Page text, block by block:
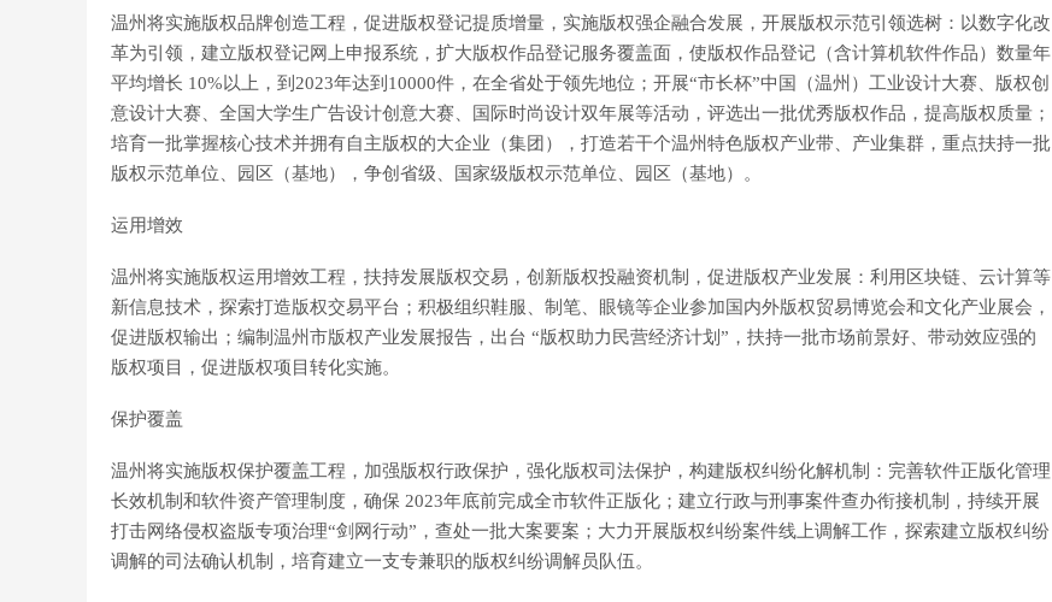
温州将实施版权品牌创造工程，促进版权登记提质增量，实施版权强企融合发展，开展版权示范引领选树：以数字化改
革为引领，建立版权登记网上申报系统，扩大版权作品登记服务覆盖面，使版权作品登记（含计算机软件作品）数量年
平均增长 10%以上，到2023年达到10000件，在全省处于领先地位；开展“市长杯”中国（温州）工业设计大赛、版权创
意设计大赛、全国大学生广告设计创意大赛、国际时尚设计双年展等活动，评选出一批优秀版权作品，提高版权质量；
培育一批掌握核心技术并拥有自主版权的大企业（集团），打造若干个温州特色版权产业带、产业集群，重点扶持一批
版权示范单位、园区（基地），争创省级、国家级版权示范单位、园区（基地）。
运用增效
温州将实施版权运用增效工程，扶持发展版权交易，创新版权投融资机制，促进版权产业发展：利用区块链、云计算等
新信息技术，探索打造版权交易平台；积极组织鞋服、制笔、眼镜等企业参加国内外版权贸易博览会和文化产业展会，
促进版权输出；编制温州市版权产业发展报告，出台 “版权助力民营经济计划”，扶持一批市场前景好、带动效应强的
版权项目，促进版权项目转化实施。
保护覆盖
温州将实施版权保护覆盖工程，加强版权行政保护，强化版权司法保护，构建版权纠纷化解机制：完善软件正版化管理
长效机制和软件资产管理制度，确保 2023年底前完成全市软件正版化；建立行政与刑事案件查办衔接机制，持续开展
打击网络侵权盗版专项治理“剑网行动”，查处一批大案要案；大力开展版权纠纷案件线上调解工作，探索建立版权纠纷
调解的司法确认机制，培育建立一支专兼职的版权纠纷调解员队伍。